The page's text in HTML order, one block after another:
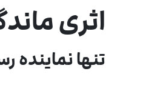
اثری
تنها نماینده